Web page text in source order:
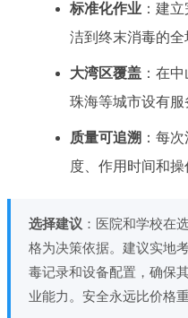
标准化作业 ：建
洁到终末消毒的全
大湾区覆盖 ：在
珠海等城市设有
质量可追溯 ：每
度、作用时间和
选择建议 ：医院和学校在
格为决策依据。建议实地
毒记录和设备配置，确保
业能力。安全永远比价格重